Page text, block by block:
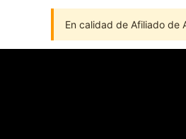
En calidad de Afiliado de